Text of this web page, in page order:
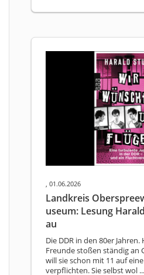
, 01.06.2026
Landkreis
useum: Lesung
au
Die DDR in den 80er
Freunde stoßen ständig an
will sie schon mit 11 auf
verpflichten. Sie selbst wol ...